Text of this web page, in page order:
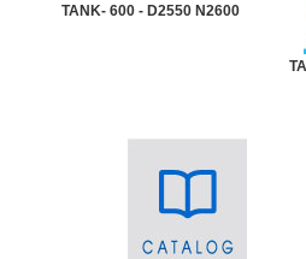
TANK- 600 - D2550 N2600